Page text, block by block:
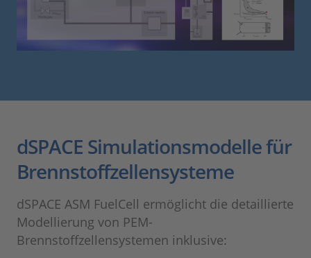
dSPACE Simulationsmodelle für
Brennstoffzellensysteme
dSPACE ASM FuelCell ermöglicht die detaillierte
Modellierung von PEM-
Brennstoffzellensystemen inklusive: